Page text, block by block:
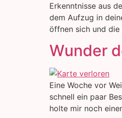
Erkenntnisse aus
dem Aufzug in
öffnen sich und
Wunder
Eine Woche vor
schnell ein paar
holte mir noch